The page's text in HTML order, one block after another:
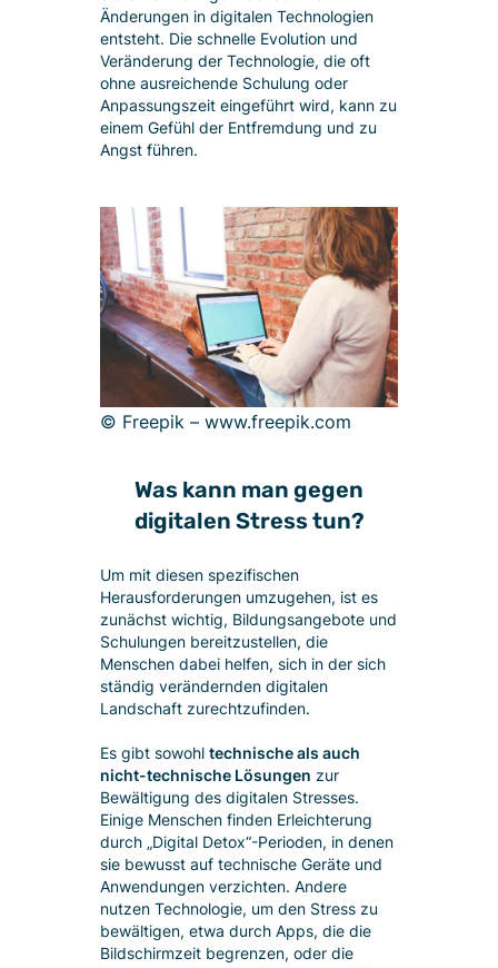
Änderungen in digitalen Technologien
entsteht. Die schnelle Evolution und
Veränderung der Technologie, die oft
ohne ausreichende Schulung oder
Anpassungszeit eingeführt wird, kann zu
einem Gefühl der Entfremdung und zu
Angst führen.
© Freepik – www.freepik.com
Was kann man gegen
digitalen Stress tun?
Um mit diesen spezifischen
Herausforderungen umzugehen, ist es
zunächst wichtig, Bildungsangebote und
Schulungen bereitzustellen, die
Menschen dabei helfen, sich in der sich
ständig verändernden digitalen
Landschaft zurechtzufinden.
Es gibt sowohl technische als auch
nicht-technische Lösungen zur
Bewältigung des digitalen Stresses.
Einige Menschen finden Erleichterung
durch „Digital Detox“-Perioden, in denen
sie bewusst auf technische Geräte und
Anwendungen verzichten. Andere
nutzen Technologie, um den Stress zu
bewältigen, etwa durch Apps, die die
Bildschirmzeit begrenzen, oder die